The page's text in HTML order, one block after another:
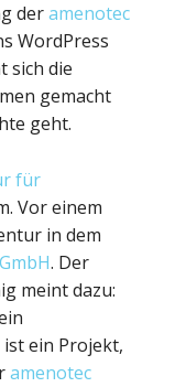
deramenotec
WordPress
sich die
gemacht
geht.
für
Vor einem
in dem
. Der
meint dazu:
ein Projekt,
amenotec